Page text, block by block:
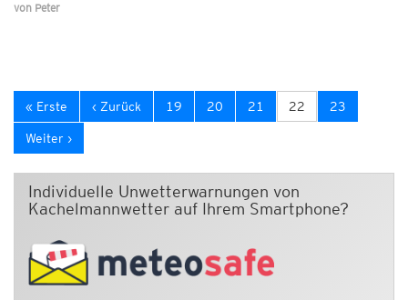
von Peter
« Erste ‹ Zurück 19 20 21 22 23
Weiter ›
Individuelle Unwetterwarnungen von
Kachelmannwetter auf Ihrem Smartphone?